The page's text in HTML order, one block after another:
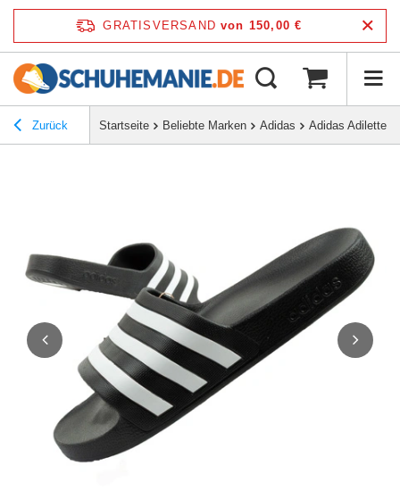
GRATISVERSAND von 150,00 €
Zurück Startseite Beliebte Marken Adidas Adidas Adilette